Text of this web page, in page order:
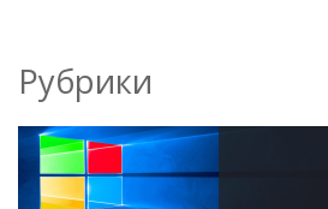
Рубрики